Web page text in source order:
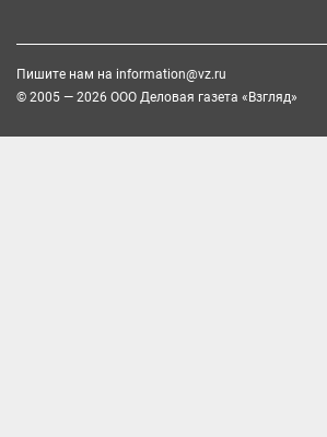
Пишите нам на information@vz.ru
© 2005 — 2026 ООО Деловая газета «Взгляд»